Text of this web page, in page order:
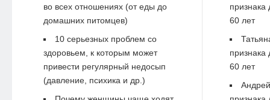
во всех отношениях (от еды до
домашних питомцев)
10 серьезных проблем со
здоровьем, к которым может
привести регулярный недосып
(давление, психика и др.)
60 лет
60 лет
Андрей